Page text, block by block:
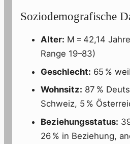
Soziodemografische
Alter: M = 42,14
Range 19–83)
Geschlecht: 65 %
Wohnsitz: 87 %
Schweiz, 5 %
Beziehungsstatus:
26 % in Beziehung,